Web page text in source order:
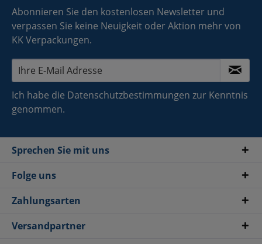
Abonnieren Sie den kostenlosen Newsletter und
verpassen Sie keine Neuigkeit oder Aktion mehr von
KK Verpackungen.
Ich habe die Datenschutzbestimmungen zur Kenntnis
genommen.
Sprechen Sie mit uns
Folge uns
Zahlungsarten
Versandpartner